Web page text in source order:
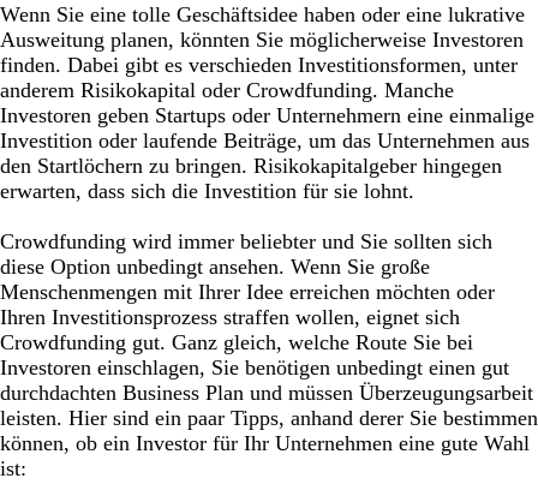
Wenn Sie eine tolle Geschäftsidee haben oder eine lukrative
Ausweitung planen, könnten Sie möglicherweise Investoren
finden. Dabei gibt es verschieden Investitionsformen, unter
anderem Risikokapital oder Crowdfunding. Manche
Investoren geben Startups oder Unternehmern eine einmalige
Investition oder laufende Beiträge, um das Unternehmen aus
den Startlöchern zu bringen. Risikokapitalgeber hingegen
erwarten, dass sich die Investition für sie lohnt.
Crowdfunding wird immer beliebter und Sie sollten sich
diese Option unbedingt ansehen. Wenn Sie große
Menschenmengen mit Ihrer Idee erreichen möchten oder
Ihren Investitionsprozess straffen wollen, eignet sich
Crowdfunding gut. Ganz gleich, welche Route Sie bei
Investoren einschlagen, Sie benötigen unbedingt einen gut
durchdachten Business Plan und müssen Überzeugungsarbeit
leisten. Hier sind ein paar Tipps, anhand derer Sie bestimmen
können, ob ein Investor für Ihr Unternehmen eine gute Wahl
ist: